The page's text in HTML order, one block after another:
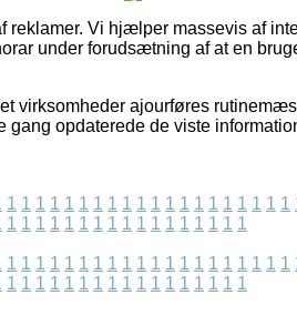
Vi hjælper massevis af
under forudsætning af at en
virksomheder ajourføres
gang opdaterede de viste
1 1 1 1 1 1 1 1 1 1 1 1 1 1 1 1 1 1 1 1
1 1 1 1 1 1 1 1 1 1 1 1 1 1 1 1 1
1 1 1 1 1 1 1 1 1 1 1 1 1 1 1 1 1 1 1 1
1 1 1 1 1 1 1 1 1 1 1 1 1 1 1 1 1